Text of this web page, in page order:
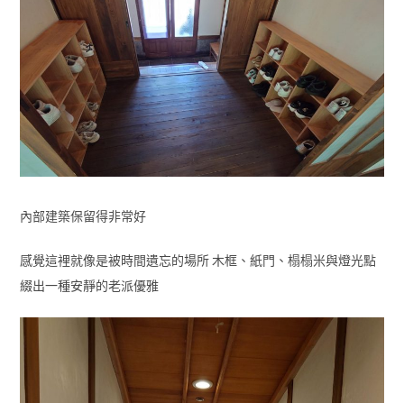
內部建築保留得非常好
感覺這裡就像是被時間遺忘的場所 木框、紙門、榻榻米與燈光點
綴出一種安靜的老派優雅